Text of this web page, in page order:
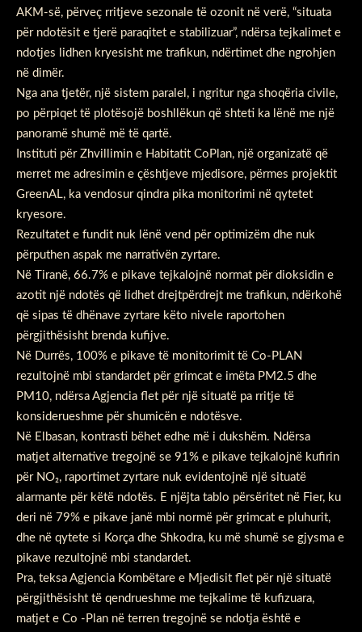
AKM-së, përveç rritjeve sezonale të ozonit në verë, “situata
për ndotësit e tjerë paraqitet e stabilizuar”, ndërsa tejkalimet e
ndotjes lidhen kryesisht me trafikun, ndërtimet dhe ngrohjen
në dimër.
Nga ana tjetër, një sistem paralel, i ngritur nga shoqëria civile,
po përpiqet të plotësojë boshllëkun që shteti ka lënë me një
panoramë shumë më të qartë.
Instituti për Zhvillimin e Habitatit CoPlan, një organizatë që
merret me adresimin e çështjeve mjedisore, përmes projektit
GreenAL, ka vendosur qindra pika monitorimi në qytetet
kryesore.
Rezultatet e fundit nuk lënë vend për optimizëm dhe nuk
përputhen aspak me narrativën zyrtare.
Në Tiranë, 66.7% e pikave tejkalojnë normat për dioksidin e
azotit një ndotës që lidhet drejtpërdrejt me trafikun, ndërkohë
që sipas të dhënave zyrtare këto nivele raportohen
përgjithësisht brenda kufijve.
Në Durrës, 100% e pikave të monitorimit të Co-PLAN
rezultojnë mbi standardet për grimcat e imëta PM2.5 dhe
PM10, ndërsa Agjencia flet për një situatë pa rritje të
konsiderueshme për shumicën e ndotësve.
Në Elbasan, kontrasti bëhet edhe më i dukshëm. Ndërsa
matjet alternative tregojnë se 91% e pikave tejkalojnë kufirin
për NO₂, raportimet zyrtare nuk evidentojnë një situatë
alarmante për këtë ndotës. E njëjta tablo përsëritet në Fier, ku
deri në 79% e pikave janë mbi normë për grimcat e pluhurit,
dhe në qytete si Korça dhe Shkodra, ku më shumë se gjysma e
pikave rezultojnë mbi standardet.
Pra, teksa Agjencia Kombëtare e Mjedisit flet për një situatë
përgjithësisht të qendrueshme me tejkalime të kufizuara,
matjet e Co -Plan në terren tregojnë se ndotja është e